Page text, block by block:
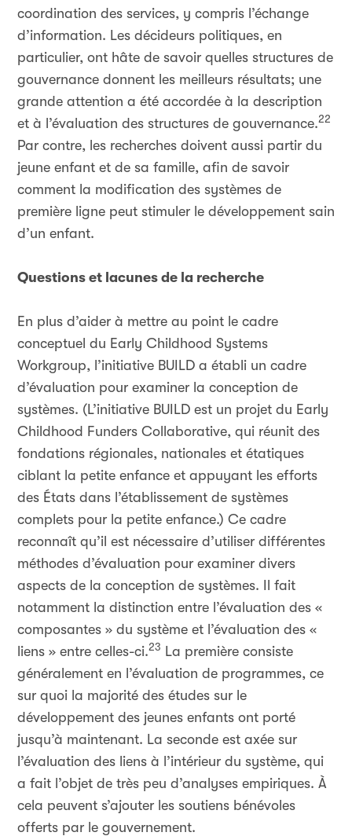
coordination des services, y compris l’échange
d’information. Les décideurs politiques, en
particulier, ont hâte de savoir quelles structures de
gouvernance donnent les meilleurs résultats; une
grande attention a été accordée à la description
et à l’évaluation des structures de gouvernance.22
Par contre, les recherches doivent aussi partir du
jeune enfant et de sa famille, afin de savoir
comment la modification des systèmes de
première ligne peut stimuler le développement sain
d’un enfant.
Questions et lacunes de la recherche
En plus d’aider à mettre au point le cadre
conceptuel du Early Childhood Systems
Workgroup, l’initiative BUILD a établi un cadre
d’évaluation pour examiner la conception de
systèmes. (L’initiative BUILD est un projet du Early
Childhood Funders Collaborative, qui réunit des
fondations régionales, nationales et étatiques
ciblant la petite enfance et appuyant les efforts
des États dans l’établissement de systèmes
complets pour la petite enfance.) Ce cadre
reconnaît qu’il est nécessaire d’utiliser différentes
méthodes d’évaluation pour examiner divers
aspects de la conception de systèmes. Il fait
notamment la distinction entre l’évaluation des «
composantes » du système et l’évaluation des «
liens » entre celles-ci.23 La première consiste
généralement en l’évaluation de programmes, ce
sur quoi la majorité des études sur le
développement des jeunes enfants ont porté
jusqu’à maintenant. La seconde est axée sur
l’évaluation des liens à l’intérieur du système, qui
a fait l’objet de très peu d’analyses empiriques. À
cela peuvent s’ajouter les soutiens bénévoles
offerts par le gouvernement.